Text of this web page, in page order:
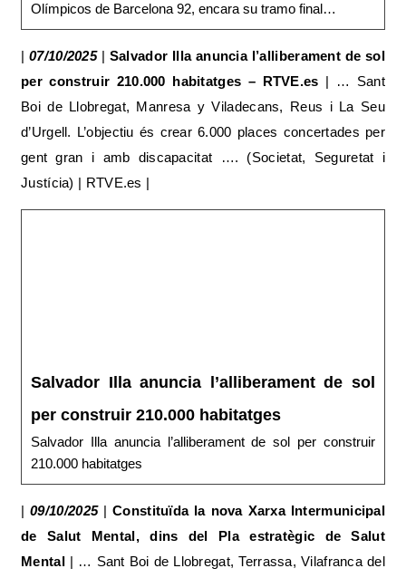
Olímpicos de Barcelona 92, encara su tramo final…
|07/10/2025| Salvador Illa anuncia l’alliberament de sol
per construir 210.000 habitatges – RTVE.es | … Sant
Boi de Llobregat, Manresa y Viladecans, Reus i La Seu
d’Urgell. L’objectiu és crear 6.000 places concertades per
gent gran i amb discapacitat …. (Societat, Seguretat i
Justícia) | RTVE.es |
Salvador Illa anuncia l’alliberament de sol
per construir 210.000 habitatges
Salvador Illa anuncia l’alliberament de sol per construir
210.000 habitatges
|09/10/2025|Constituïda la nova Xarxa Intermunicipal
de Salut Mental, dins del Pla estratègic de Salut
Mental| … Sant Boi de Llobregat, Terrassa, Vilafranca del